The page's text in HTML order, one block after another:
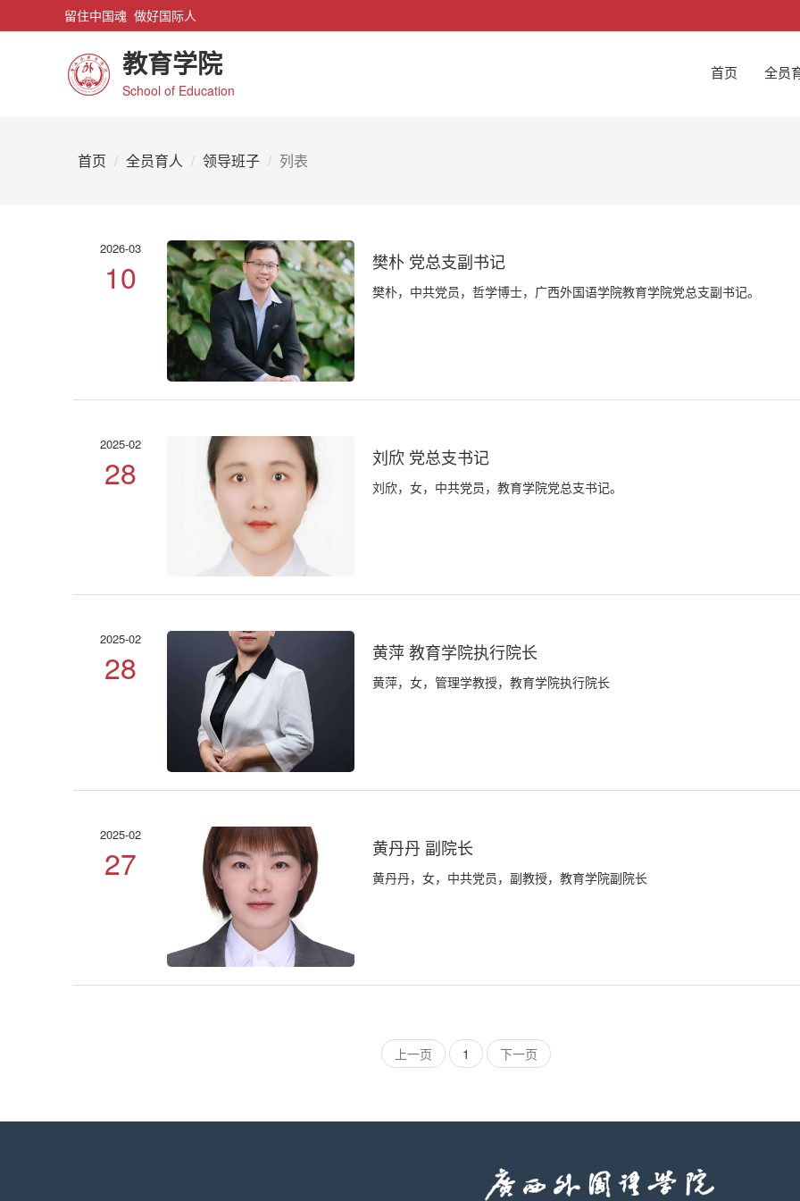
留住中国魂 做好国际人
教育学院
School of Education
首页 全员
首页 全员育人 领导班子 列表
2026-03
10 樊朴 党总支副书记
樊朴，中共党员，哲学博士，广西外国语学院教育学院党总支副书记。
2025-02
28 刘欣 党总支书记
刘欣，女，中共党员，教育学院党总支书记。
2025-02
28 黄萍 教育学院执行院长
黄萍，女，管理学教授，教育学院执行院长
2025-02
27 黄丹丹 副院长
黄丹丹，女，中共党员，副教授，教育学院副院长
上一页 1 下一页